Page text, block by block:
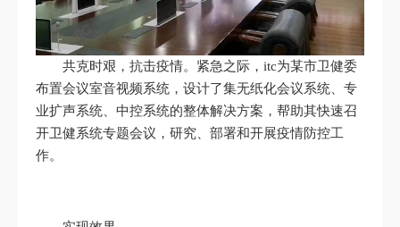
共克时艰，抗击疫情。紧急之际，itc为某市卫健委
布置会议室音视频系统，设计了集无纸化会议系统、专
业扩声系统、中控系统的整体解决方案，帮助其快速召
开卫健系统专题会议，研究、部署和开展疫情防控工
作。